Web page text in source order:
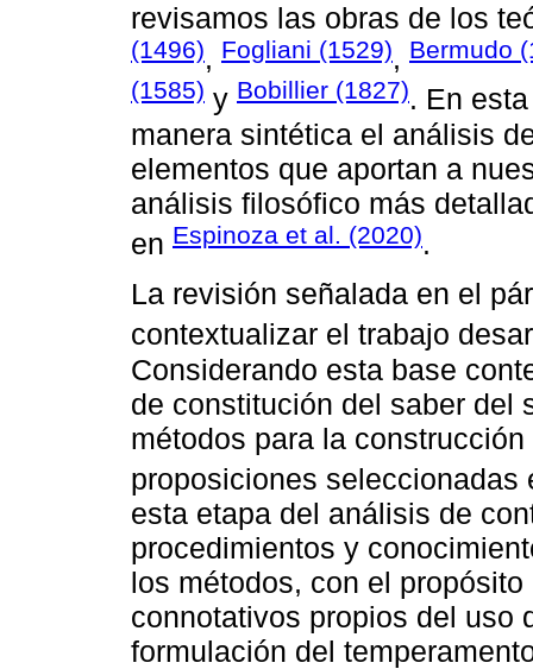
revisamos las obras de los
(1496), Fogliani (1529), Bermudo
(1585) y Bobillier (1827). En
manera sintética el análisis
elementos que aportan a
análisis filosófico más
en Espinoza et al. (2020).
La revisión señalada en el
contextualizar el trabajo
Considerando esta base
de constitución del saber del
métodos para la
proposiciones seleccionadas
esta etapa del análisis de
procedimientos y
los métodos, con el
connotativos propios del uso
formulación del